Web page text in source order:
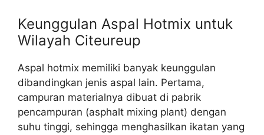
Keunggulan Aspal Hotmix untuk
Wilayah Citeureup
Aspal hotmix memiliki banyak keunggulan
dibandingkan jenis aspal lain. Pertama,
campuran materialnya dibuat di pabrik
pencampuran (asphalt mixing plant) dengan
suhu tinggi, sehingga menghasilkan ikatan yang